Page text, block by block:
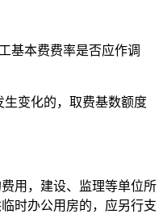
基本费费率是否应作调
变化的，取费基数额度
用，建设、监理等单位所
时办公用房的，应另行支